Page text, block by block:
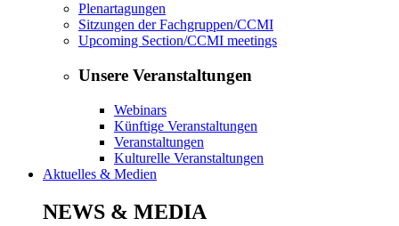
Plenartagungen
Sitzungen der Fachgruppen/CCMI
Upcoming Section/CCMI meetings
Unsere Veranstaltungen
Webinars
Künftige Veranstaltungen
Veranstaltungen
Kulturelle Veranstaltungen
Aktuelles & Medien
NEWS & MEDIA